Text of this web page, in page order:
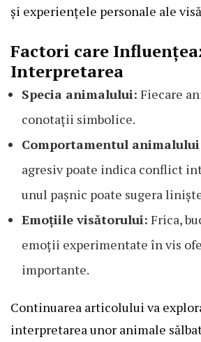
și experiențele personale ale
Factori care
Interpretarea
Specia animalului: Fiecare
conotații simbolice.
Comportamentul
agresiv poate indica conflict
unul pașnic poate sugera
Emoțiile visătorului: Frica,
emoții experimentate în vis
importante.
Continuarea articolului va
interpretarea unor animale